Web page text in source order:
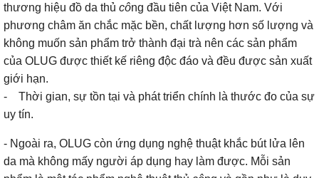
thương hiệu đồ da thủ công đầu tiên của Việt Nam. Với
phương châm ăn chắc mặc bền, chất lượng hơn số lượng và
không muốn sản phẩm trở thành đại trà nên các sản phẩm
của OLUG được thiết kế riêng độc đáo và đều được sản xuất
giới hạn.
- Thời gian, sự tồn tại và phát triển chính là thước đo của sự
uy tín.
- Ngoài ra, OLUG còn ứng dụng nghệ thuật khắc bút lửa lên
da mà không mấy người áp dụng hay làm được. Mỗi sản